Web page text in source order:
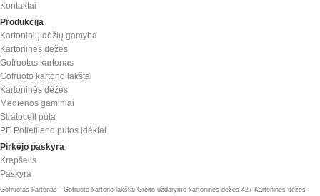
Kontaktai
Produkcija
Kartoninių dėžių gamyba
Kartoninės dėžės
Gofruotas kartonas
Gofruoto kartono lakštai
Kartoninės dėžės
Medienos gaminiai
Stratocell puta
PE Polietileno putos įdėklai
Pirkėjo paskyra
Krepšelis
Paskyra
Gofruotas kartonas - Gofruoto kartono lakštai Greito uždarymo kartoninės dėžės 427 Kartoninės dėžės